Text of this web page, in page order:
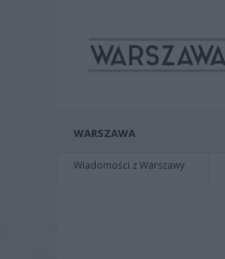
WARSZAWA
Wiadomości z Warszawy